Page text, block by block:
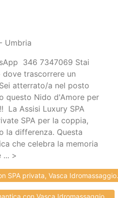
Umbria
346 7347069 Stai
trascorrere un
atterrato/a nel posto
questo Nido d'Amore per
La Assisi Luxury SPA
SPA per la coppia,
la differenza. Questa
che celebra la memoria
... >
SPA privata, Vasca